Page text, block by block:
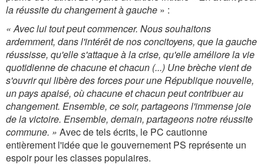
la réussite du changement à gauche » :
« Avec lui tout peut commencer. Nous souhaitons
ardemment, dans l'intérêt de nos concitoyens, que la gauche
réussisse, qu'elle s'attaque à la crise, qu'elle améliore la vie
quotidienne de chacune et chacun (...) Une brèche vient de
s'ouvrir qui libère des forces pour une République nouvelle,
un pays apaisé, où chacune et chacun peut contribuer au
changement. Ensemble, ce soir, partageons l'immense joie
de la victoire. Ensemble, demain, partageons notre réussite
commune. » Avec de tels écrits, le PC cautionne
entièrement l'idée que le gouvernement PS représente un
espoir pour les classes populaires.